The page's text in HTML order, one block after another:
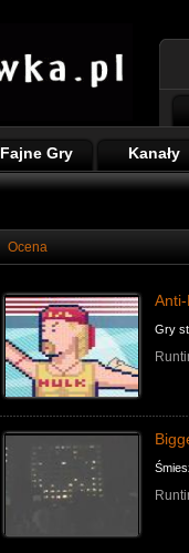
Fajne Gry Kanały
Ocena
Gry